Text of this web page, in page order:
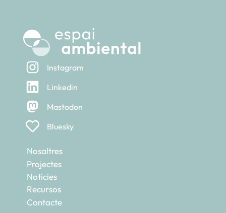
Instagram
Linkedin
Mastodon
Bluesky
Nosaltres
Projectes
Notícies
Recursos
Contacte